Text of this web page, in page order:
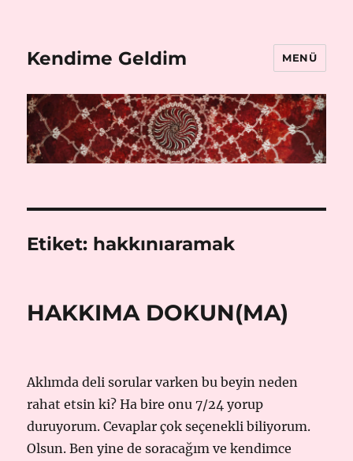
Kendime Geldim MENÜ
Etiket: hakkınıaramak
HAKKIMA DOKUN(MA)
Aklımda deli sorular varken bu beyin neden
rahat etsin ki? Ha bire onu 7/24 yorup
duruyorum. Cevaplar çok seçenekli biliyorum.
Olsun. Ben yine de soracağım ve kendimce